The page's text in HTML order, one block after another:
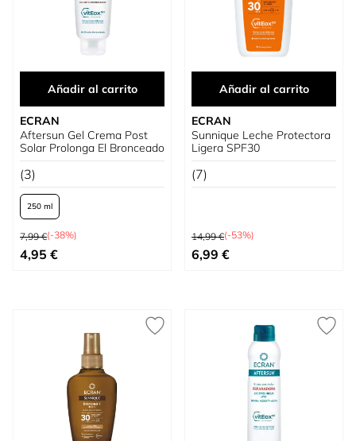
Añadir al carrito
ECRAN
Aftersun Gel Crema Post
Solar Prolonga El Bronceado
(3)
250 ml
Precio habitual
7,99 €(-38%)
Tan bajo como
4,95 €
Añadir al carrito
ECRAN
Sunnique Leche Protectora
Ligera SPF30
(7)
Precio habitual
14,99 €(-53%)
Precio especial
6,99 €